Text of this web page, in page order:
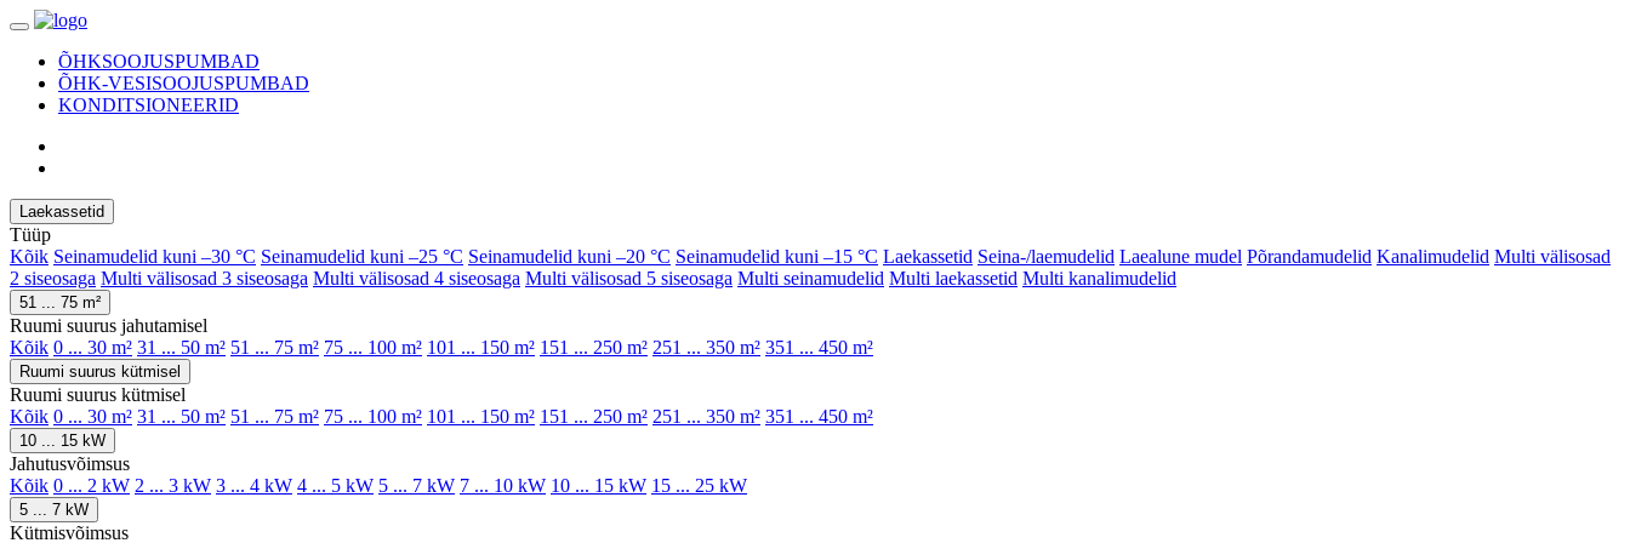
ÕHKSOOJUSPUMBAD
ÕHK-VESISOOJUSPUMBAD
KONDITSIONEERID
Laekassetid
Tüüp
Kõik Seinamudelid kuni –30 °C Seinamudelid kuni –25 °C Seinamudelid kuni –20 °C Seinamudelid kuni –15 °C Laekassetid Seina-/laemudelid Laealune mudel Põrandamudelid Kanalimudelid Multi välisosad
2 siseosaga Multi välisosad 3 siseosaga Multi välisosad 4 siseosaga Multi välisosad 5 siseosaga Multi seinamudelid Multi laekassetid Multi kanalimudelid
51 ... 75 m²
Ruumi suurus jahutamisel
Kõik 0 ... 30 m² 31 ... 50 m² 51 ... 75 m² 75 ... 100 m² 101 ... 150 m² 151 ... 250 m² 251 ... 350 m² 351 ... 450 m²
Ruumi suurus kütmisel
Ruumi suurus kütmisel
Kõik 0 ... 30 m² 31 ... 50 m² 51 ... 75 m² 75 ... 100 m² 101 ... 150 m² 151 ... 250 m² 251 ... 350 m² 351 ... 450 m²
10 ... 15 kW
Jahutusvõimsus
Kõik 0 ... 2 kW 2 ... 3 kW 3 ... 4 kW 4 ... 5 kW 5 ... 7 kW 7 ... 10 kW 10 ... 15 kW 15 ... 25 kW
5 ... 7 kW
Kütmisvõimsus